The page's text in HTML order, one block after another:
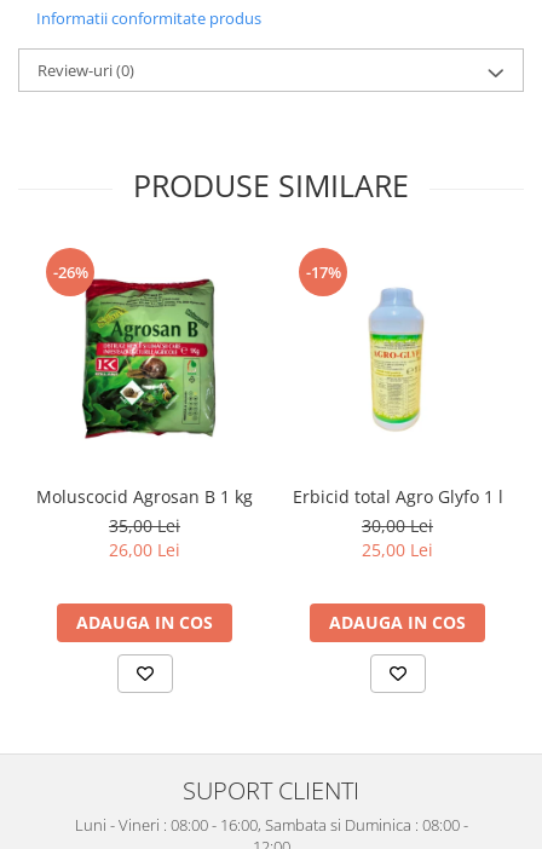
Informatii conformitate produs
Review-uri(0)
PRODUSE SIMILARE
-26%
Moluscocid Agrosan B 1 kg
35,00 Lei
26,00 Lei
ADAUGA IN COS
-17%
Erbicid total Agro Glyfo 1 l
30,00 Lei
25,00 Lei
ADAUGA IN COS
SUPORT CLIENTI
Luni - Vineri : 08:00 - 16:00, Sambata si Duminica : 08:00 -